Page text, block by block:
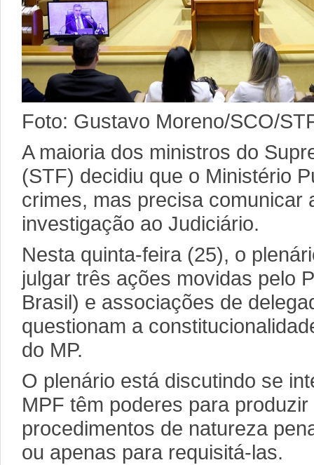
Foto: Gustavo Moreno/SCO/
A maioria dos ministros do
(STF) decidiu que o Ministério
crimes, mas precisa comunicar
investigação ao Judiciário.
Nesta quinta-feira (25), o
julgar três ações movidas pelo
Brasil) e associações de
questionam a
do MP.
O plenário está discutindo se
MPF têm poderes para
procedimentos de natureza
ou apenas para requisitá-las.